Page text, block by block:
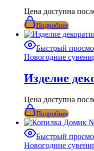
Цена доступна
Подробнее
Быстрый
Новогодние
Изделие
Цена доступна
Подробнее
Быстрый
Новогодние